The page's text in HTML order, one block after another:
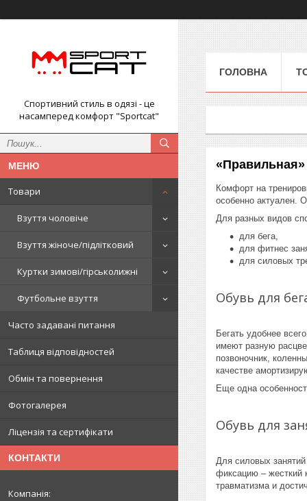
Спортивний стиль в одязі - це
насамперед комфорт "Sportcat"
Товари
Взуття чоловіче
Взуття жіноче/підлітковий
Куртки зимові/гірськолижні
Футбольне взуття
Часто задавані питання
Таблиця відповідностей
Обмін та повернення
Фотогалерея
Ліцензія та сертифікати
КОНТАКТИ
ГОЛОВНА
Комфорт на
особенно актуален.
Для разных видов
для бега,
для фитнес
для силовых
Обувь для
Бегать удобнее
имеют разную
позвоночник,
качестве
Еще одна
Обувь для
Для силовых
фиксацию – жесткий
травматизма и